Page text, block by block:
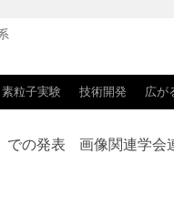
素粒子実験 技術開発 広が
での発表
画像関連学会